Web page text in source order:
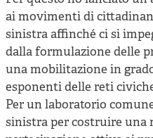
ai movimenti di
sinistra affinché ci si
dalla formulazione delle
una mobilitazione in
esponenti delle reti
Per un laboratorio
sinistra per costruire una